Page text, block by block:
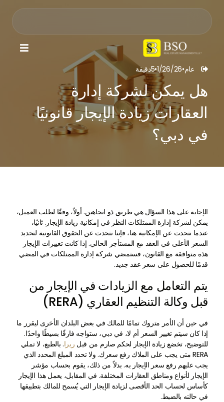

 عام•
1/26/26
•
5دقيقة
هل يمكن لشركة إدارة
العقارات زيادة الإيجار قانونيًا
في دبي؟
الإجابة على هذا السؤال هي طريق ذو اتجاهين. أولاً، وفقًا لطلب العميل،
يمكن لشركة إدارة الممتلكات النظر في إمكانية زيادة الإيجار. ثانيًا،
عندما نتحدث عن الإمكانية هنا، فإننا نتحدث عن الحقوق القانونية لتحديد
السعر الأعلى في العقد مع المستأجر الحالي. إذا كانت تغييرات الإيجار
هذه متوافقة مع القانون، فستمضي شركة إدارة الممتلكات في المضي
قدمًا للحصول على سعر عقد جديد.
يتم التعامل مع الزيادات في الإيجار من
قبل وكالة التنظيم العقاري (RERA)
في حين أن الأمر متروك تمامًا للمالك في بعض البلدان الأخرى ليقرر ما
إذا كان سيتم تغيير السعر أم لا، في دبي، ستواجه فارقًا بسيطًا واحدًا.
للتوضيح، تخضع زيادة الإيجار لحكم صارم من قبل ريرا. بالطبع، لا تملي
RERA متى يجب على الملاك رفع سعرك. ولا تحدد المبلغ المحدد الذي
يجب عليهم رفع سعر الإيجار به. بدلاً من ذلك، يقوم بحساب مؤشر
الإيجار لأنواع ومناطق العقارات المختلفة. في المقابل، يعمل هذا الإيجار
كأساس لحساب الحد الأقصى لزيادة الإيجار التي يُسمح للمالك بتطبيقها
في حالته بالضبط.